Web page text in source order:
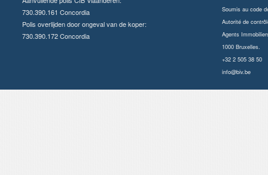
730.390.161 Concordia
Polis overlijden door ongeval van de koper:
730.390.172 Concordia
Soumis au code
Autorité de
Agents
1000 Bruxelles.
+32 2 505 38 50
info@biv.be